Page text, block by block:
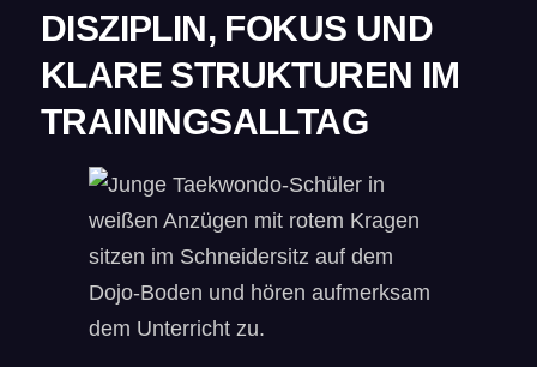
DISZIPLIN, FOKUS UND
KLARE STRUKTUREN IM
TRAININGSALLTAG